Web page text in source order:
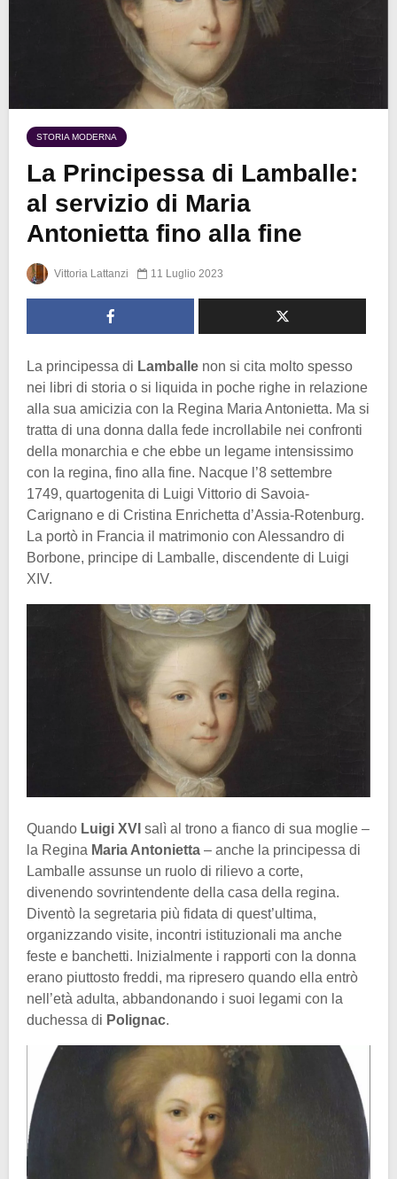
STORIA MODERNA
La Principessa di Lamballe:
al servizio di Maria
Antonietta fino alla fine
Vittoria Lattanzi 11 Luglio 2023
La principessa di Lamballe non si cita molto spesso
nei libri di storia o si liquida in poche righe in relazione
alla sua amicizia con la Regina Maria Antonietta. Ma si
tratta di una donna dalla fede incrollabile nei confronti
della monarchia e che ebbe un legame intensissimo
con la regina, fino alla fine. Nacque l’8 settembre
1749, quartogenita di Luigi Vittorio di Savoia-
Carignano e di Cristina Enrichetta d’Assia-Rotenburg.
La portò in Francia il matrimonio con Alessandro di
Borbone, principe di Lamballe, discendente di Luigi
XIV.
Quando Luigi XVI salì al trono a fianco di sua moglie –
la Regina Maria Antonietta – anche la principessa di
Lamballe assunse un ruolo di rilievo a corte,
divenendo sovrintendente della casa della regina.
Diventò la segretaria più fidata di quest’ultima,
organizzando visite, incontri istituzionali ma anche
feste e banchetti. Inizialmente i rapporti con la donna
erano piuttosto freddi, ma ripresero quando ella entrò
nell’età adulta, abbandonando i suoi legami con la
duchessa di Polignac.